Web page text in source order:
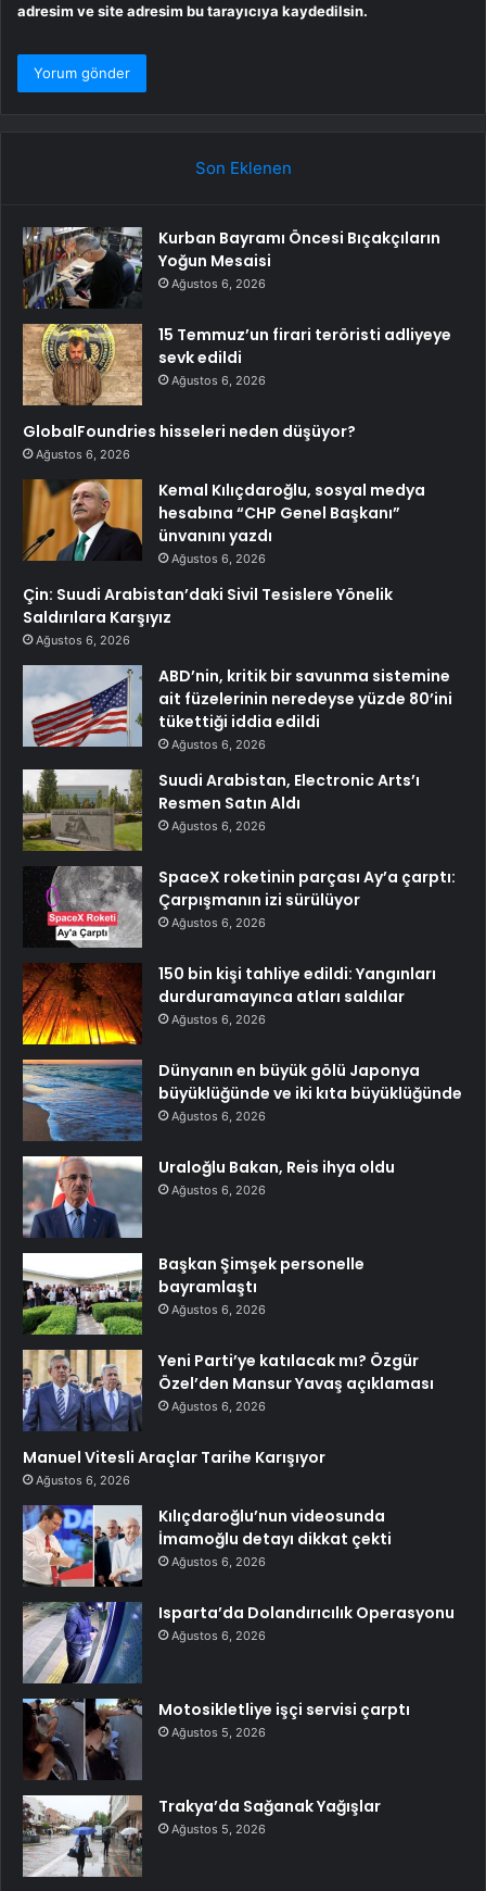
adresim ve site adresim bu tarayıcıya kaydedilsin.
Son Eklenen
Kurban Bayramı Öncesi Bıçakçıların
Yoğun Mesaisi
Ağustos 6, 2026
15 Temmuz’un firari teröristi adliyeye
sevk edildi
Ağustos 6, 2026
GlobalFoundries hisseleri neden düşüyor?
Ağustos 6, 2026
Kemal Kılıçdaroğlu, sosyal medya
hesabına “CHP Genel Başkanı”
ünvanını yazdı
Ağustos 6, 2026
Çin: Suudi Arabistan’daki Sivil Tesislere Yönelik
Saldırılara Karşıyız
Ağustos 6, 2026
ABD’nin, kritik bir savunma sistemine
ait füzelerinin neredeyse yüzde 80’ini
tükettiği iddia edildi
Ağustos 6, 2026
Suudi Arabistan, Electronic Arts’ı
Resmen Satın Aldı
Ağustos 6, 2026
SpaceX roketinin parçası Ay’a çarptı:
Çarpışmanın izi sürülüyor
Ağustos 6, 2026
150 bin kişi tahliye edildi: Yangınları
durduramayınca atları saldılar
Ağustos 6, 2026
Dünyanın en büyük gölü Japonya
büyüklüğünde ve iki kıta büyüklüğünde
Ağustos 6, 2026
Uraloğlu Bakan, Reis ihya oldu
Ağustos 6, 2026
Başkan Şimşek personelle
bayramlaştı
Ağustos 6, 2026
Yeni Parti’ye katılacak mı? Özgür
Özel’den Mansur Yavaş açıklaması
Ağustos 6, 2026
Manuel Vitesli Araçlar Tarihe Karışıyor
Ağustos 6, 2026
Kılıçdaroğlu’nun videosunda
İmamoğlu detayı dikkat çekti
Ağustos 6, 2026
Isparta’da Dolandırıcılık Operasyonu
Ağustos 6, 2026
Motosikletliye işçi servisi çarptı
Ağustos 5, 2026
Trakya’da Sağanak Yağışlar
Ağustos 5, 2026